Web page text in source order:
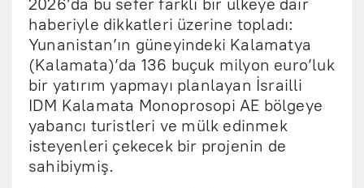
2026’da bu sefer farklı bir ülkeye dair
haberiyle dikkatleri üzerine topladı:
Yunanistan’ın güneyindeki Kalamatya
(Kalamata)’da 136 buçuk milyon euro’luk
bir yatırım yapmayı planlayan İsrailli
IDM Kalamata Monoprosopi AE bölgeye
yabancı turistleri ve mülk edinmek
isteyenleri çekecek bir projenin de
sahibiymiş.